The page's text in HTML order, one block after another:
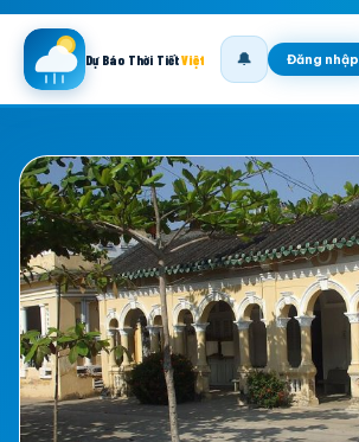
Dự Báo Thời TiếtViệt 🔔 Đăng nhập